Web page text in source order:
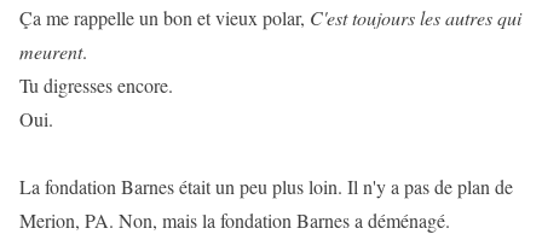
Ça me rappelle un bon et vieux polar, C'est toujours les autres qui
meurent.
Tu digresses encore.
Oui.
La fondation Barnes était un peu plus loin. Il n'y a pas de plan de
Merion, PA. Non, mais la fondation Barnes a déménagé.